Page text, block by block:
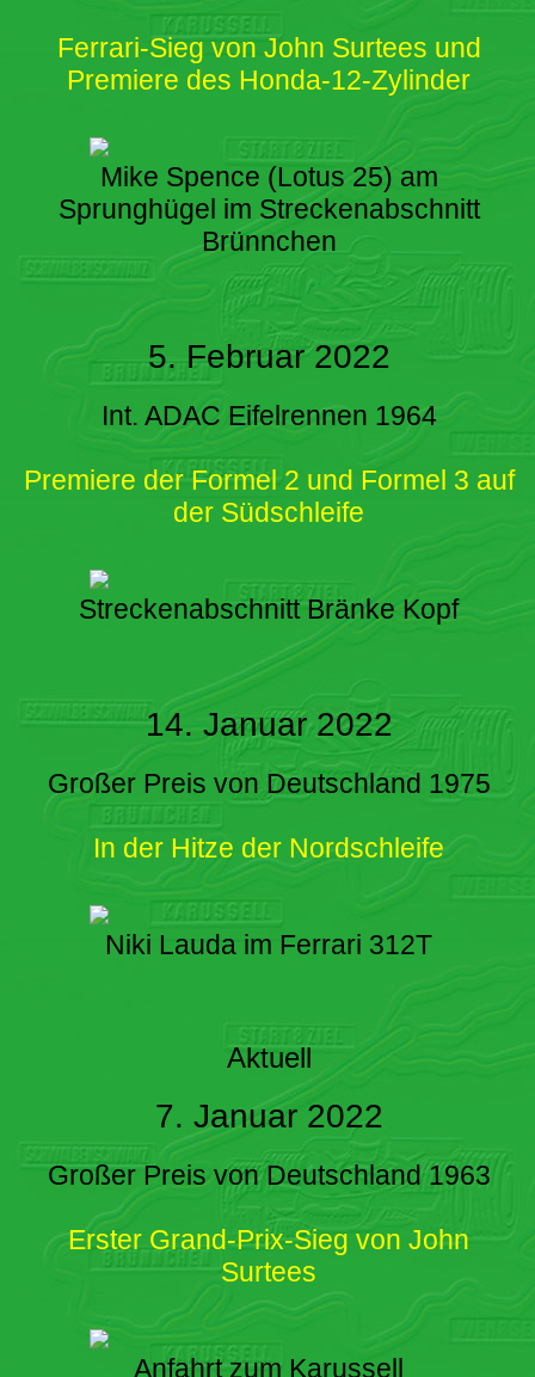
Ferrari-Sieg von John Surtees und
Premiere des Honda-12-Zylinder
Mike Spence (Lotus 25) am
Sprunghügel im Streckenabschnitt
Brünnchen
5. Februar 2022
Int. ADAC Eifelrennen 1964
Premiere der Formel 2 und Formel 3 auf
der Südschleife
Streckenabschnitt Bränke Kopf
14. Januar 2022
Großer Preis von Deutschland 1975
In der Hitze der Nordschleife
Niki Lauda im Ferrari 312T
Aktuell
7. Januar 2022
Großer Preis von Deutschland 1963
Erster Grand-Prix-Sieg von John
Surtees
Anfahrt zum Karussell